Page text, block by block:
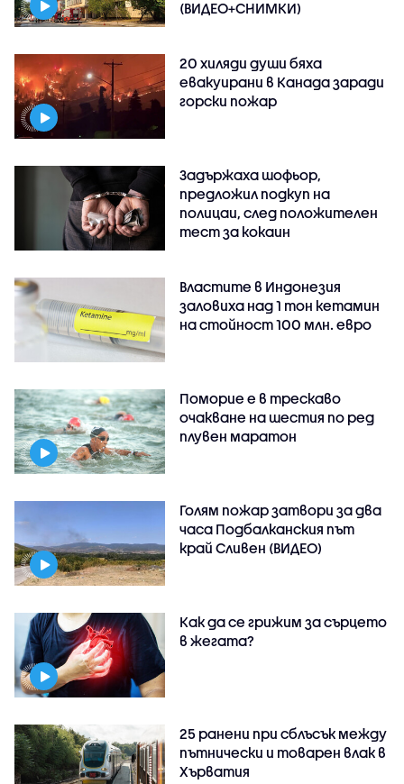
(ВИДЕО+СНИМКИ)
20 хиляди души бяха
евакуирани в Канада заради
горски пожар
Задържаха шофьор,
предложил подкуп на
полицаи, след положителен
тест за кокаин
Властите в Индонезия
заловиха над 1 тон кетамин
на стойност 100 млн. евро
Поморие е в трескаво
очакване на шестия по ред
плувен маратон
Голям пожар затвори за два
часа Подбалканския път
край Сливен (ВИДЕО)
Как да се грижим за сърцето
в жегата?
25 ранени при сблъсък между
пътнически и товарен влак в
Хърватия